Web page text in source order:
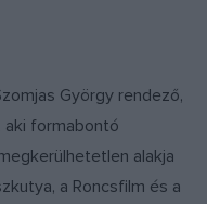
György rendező,
aki formabontó
alakja
a Roncsfilm és a